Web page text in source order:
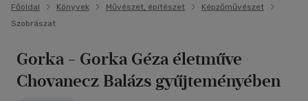
Főoldal Könyvek Művészet, építészet
Képzőművészet
Szobrászat
Gorka - Gorka Géza életműve
Chovanecz Balázs gyűjteményében